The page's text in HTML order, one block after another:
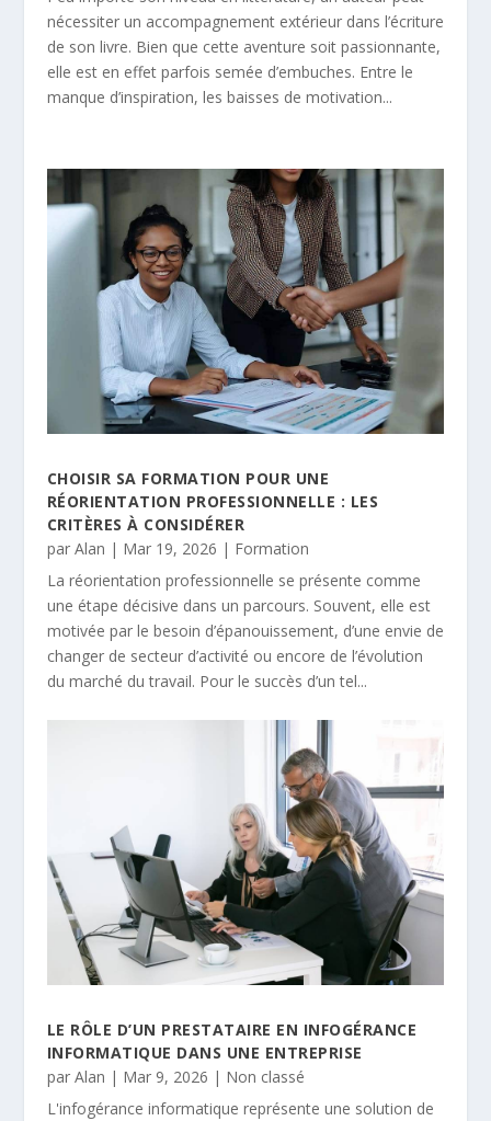
nécessiter un accompagnement extérieur dans l’écriture
de son livre. Bien que cette aventure soit passionnante,
elle est en effet parfois semée d’embuches. Entre le
manque d’inspiration, les baisses de motivation...
CHOISIR SA FORMATION POUR UNE
RÉORIENTATION PROFESSIONNELLE : LES
CRITÈRES À CONSIDÉRER
par Alan | Mar 19, 2026 | Formation
La réorientation professionnelle se présente comme
une étape décisive dans un parcours. Souvent, elle est
motivée par le besoin d’épanouissement, d’une envie de
changer de secteur d’activité ou encore de l’évolution
du marché du travail. Pour le succès d’un tel...
LE RÔLE D’UN PRESTATAIRE EN INFOGÉRANCE
INFORMATIQUE DANS UNE ENTREPRISE
par Alan | Mar 9, 2026 | Non classé
L'infogérance informatique représente une solution de